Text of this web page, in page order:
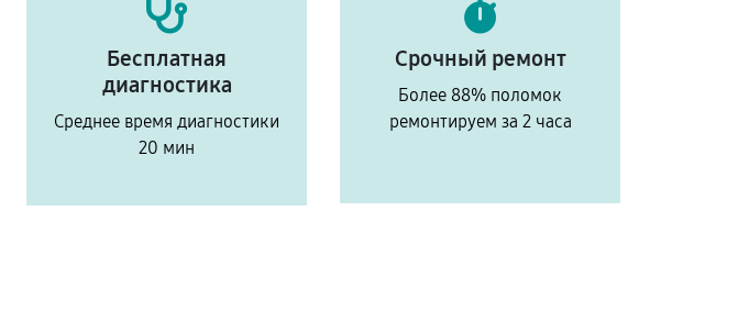
Бесплатная
диагностика
Среднее время диагностики
20 мин
Срочный ремонт
Более 88% поломок
ремонтируем за 2 часа